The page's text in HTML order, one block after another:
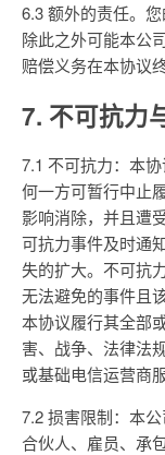
6.3 额外的责任。
除此之外可能本公
赔偿义务在本协议
7. 不可抗力
7.1 不可抗力：本
何一方可暂行中止
影响消除，并且遭
可抗力事件及时通
失的扩大。不可抗
无法避免的事件且
本协议履行其全部
害、战争、法律法
或基础电信运营商
7.2 损害限制：本
合伙人、雇员、承